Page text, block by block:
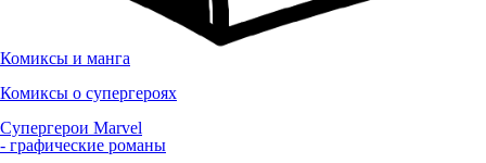
Комиксы и манга
Комиксы о супергероях
Супергерои Marvel
- графические романы